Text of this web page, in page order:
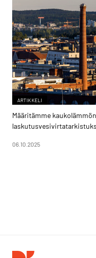
ARTIKKELI
Määritämme
06.10.2025